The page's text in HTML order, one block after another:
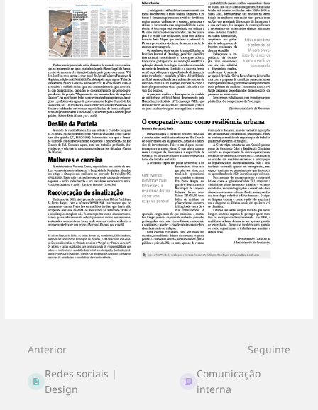
seleção
seção
Anterior
Redes sociais |
Design
Seguinte
Comunicação
interna